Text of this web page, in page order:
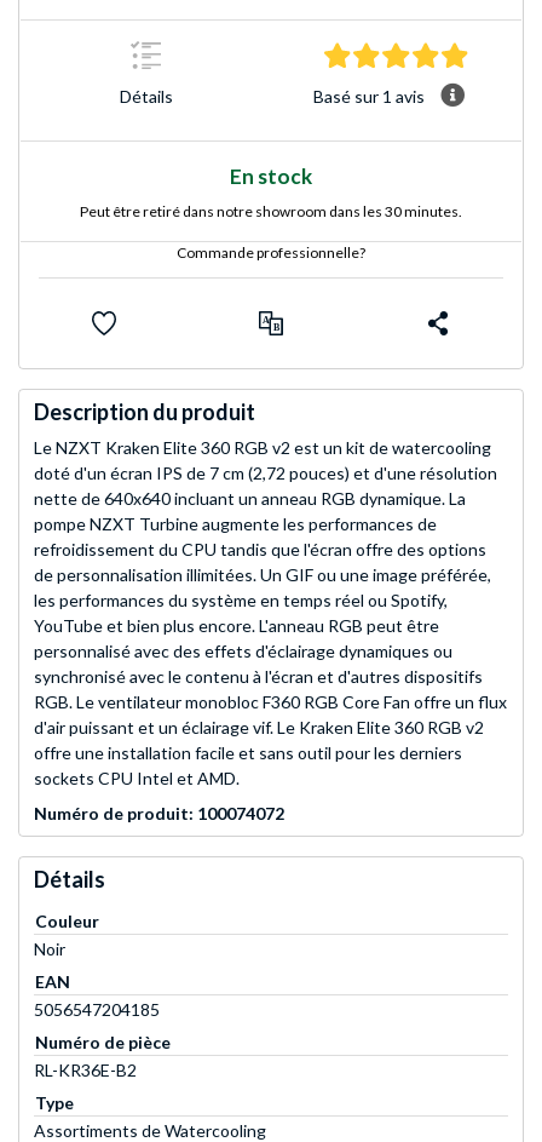
Détails Basé sur 1 avis
En stock
Peut être retiré dans notre showroom dans les 30 minutes.
Commande professionnelle?
Description du produit
Le NZXT Kraken Elite 360 RGB v2 est un kit de watercooling
doté d'un écran IPS de 7 cm (2,72 pouces) et d'une résolution
nette de 640x640 incluant un anneau RGB dynamique. La
pompe NZXT Turbine augmente les performances de
refroidissement du CPU tandis que l'écran offre des options
de personnalisation illimitées. Un GIF ou une image préférée,
les performances du système en temps réel ou Spotify,
YouTube et bien plus encore. L'anneau RGB peut être
personnalisé avec des effets d'éclairage dynamiques ou
synchronisé avec le contenu à l'écran et d'autres dispositifs
RGB. Le ventilateur monobloc F360 RGB Core Fan offre un flux
d'air puissant et un éclairage vif. Le Kraken Elite 360 RGB v2
offre une installation facile et sans outil pour les derniers
sockets CPU Intel et AMD.
Numéro de produit: 100074072
Détails
Couleur
Noir
EAN
5056547204185
Numéro de pièce
RL-KR36E-B2
Type
Assortiments de Watercooling